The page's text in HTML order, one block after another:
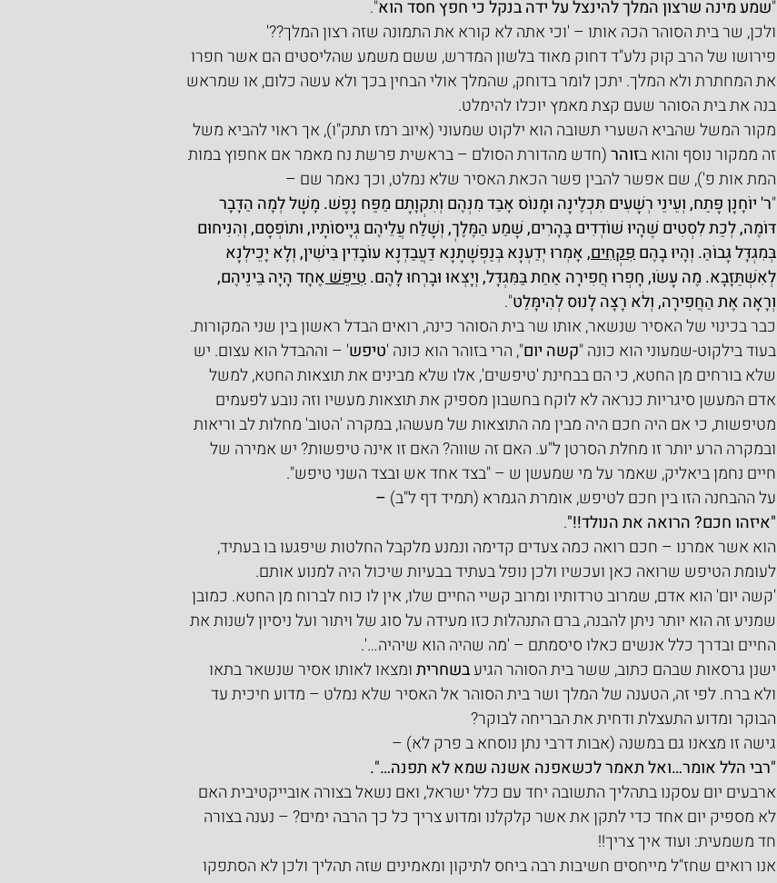
"שמע מינה שרצון המלך להינצל על ידה בנקל כי חפץ חסד הוא".
ולכן, שר בית הסוהר הכה אותו – 'וכי אתה לא קורא את התמונה שזה רצון המלך??'
פירושו של הרב קוק נלע"ד דחוק מאוד בלשון המדרש, ששם משמע שהליסטים הם אשר חפרו
את המחתרת ולא המלך. יתכן לומר בדוחק, שהמלך אולי הבחין בכך ולא עשה כלום, או שמראש
בנה את בית הסוהר שעם קצת מאמץ יוכלו להימלט.
מקור המשל שהביא השערי תשובה הוא ילקוט שמעוני (איוב רמז תתק"ו), אך ראוי להביא משל
זה ממקור נוסף והוא בזוהר (חדש מהדורת הסולם – בראשית פרשת נח מאמר אם אחפוץ במות
המת אות פ'), שם אפשר להבין פשר הכאת האסיר שלא נמלט, וכך נאמר שם –
"ר' יוֹחָנָן פָּתַח, וְעֵינֵי רְשָׁעִים תִּכְלֶינָה וּמָנוֹס אָבַד מִנְּהֶם וְתִקְוָתָם מַפַּח נָפֶשׁ. מָשָׁל לְמָה הַדָּבָר
דּוֹמֶה, לְכַת לִסְטִים שֶׁהָיוּ שׁוֹדְדִים בֶּהָרִים, שָׁמַע הַמֶּלֶךְ, וְשָׁלַח עֲלֵיהֶם גְּיָיסוֹתָיו, וּתוֹפְסָם, וְהִנִּיחוּם
בְּמִגְדָּל גָּבוֹהַּ. וְהָיוּ בָהֶם פִּקְחִים, אָמְרוּ יְדַעְנָא בְּנַפְשָׁתָנָא דַּעֲבַדְנָא עוֹבָדִין בִּישִׁין, וְלָא יָכֵילְנָא
לְאִשְׁתֵּזָבָא. מֶה עָשׂוּ, חָפְרוּ חֲפִירָה אַחַת בַּמִּגְדָּל, וְיָצְאוּ וּבָרְחוּ לָהֶם. טִיפֵּשׁ אֶחָד הָיָה בֵּינֵיהֶם,
וְרָאָה אֶת הַחֲפִירָה, וְלֹא רָצָה לָנוּס לְהִימָּלֵט".
כבר בכינוי של האסיר שנשאר, אותו שר בית הסוהר כינה, רואים הבדל ראשון בין שני המקורות.
בעוד בילקוט-שמעוני הוא כונה "קשה יום", הרי בזוהר הוא כונה 'טיפש' – וההבדל הוא עצום. יש
שלא בורחים מן החטא, כי הם בבחינת 'טיפשים', אלו שלא מבינים את תוצאות החטא, למשל
אדם המעשן סיגריות כנראה לא לוקח בחשבון מספיק את תוצאות מעשיו וזה נובע לפעמים
מטיפשות, כי אם היה חכם היה מבין מה התוצאות של מעשהו, במקרה 'הטוב' מחלות לב וריאות
ובמקרה הרע יותר זו מחלת הסרטן ל"ע. האם זה שווה? האם זו אינה טיפשות? יש אמירה של
חיים נחמן ביאליק, שאמר על מי שמעשן ש – "בצד אחד אש ובצד השני טיפש".
על ההבחנה הזו בין חכם לטיפש, אומרת הגמרא (תמיד דף ל"ב) –
"איזהו חכם? הרואה את הנולד!!".
הוא אשר אמרנו – חכם רואה כמה צעדים קדימה ונמנע מלקבל החלטות שיפגעו בו בעתיד,
לעומת הטיפש שרואה כאן ועכשיו ולכן נופל בעתיד בבעיות שיכול היה למנוע אותם.
'קשה יום' הוא אדם, שמרוב טרדותיו ומרוב קשיי החיים שלו, אין לו כוח לברוח מן החטא. כמובן
שמניע זה הוא יותר ניתן להבנה, ברם התנהלות כזו מעידה על סוג של ויתור ועל ניסיון לשנות את
החיים ובדרך כלל אנשים כאלו סיסמתם – 'מה שהיה הוא שיהיה…'.
ישנן גרסאות שבהם כתוב, ששר בית הסוהר הגיע בשחרית ומצאו לאותו אסיר שנשאר בתאו
ולא ברח. לפי זה, הטענה של המלך ושר בית הסוהר אל האסיר שלא נמלט – מדוע חיכית עד
הבוקר ומדוע התעצלת ודחית את הבריחה לבוקר?
גישה זו מצאנו גם במשנה (אבות דרבי נתן נוסחא ב פרק לא) –
"רבי הלל אומר…ואל תאמר לכשאפנה אשנה שמא לא תפנה…".
ארבעים יום עסקנו בתהליך התשובה יחד עם כלל ישראל, ואם נשאל בצורה אובייקטיבית האם
לא מספיק יום אחד כדי לתקן את אשר קלקלנו ומדוע צריך כל כך הרבה ימים? – נענה בצורה
חד משמעית: ועוד איך צריך!!
אנו רואים שחז"ל מייחסים חשיבות רבה ביחס לתיקון ומאמינים שזה תהליך ולכן לא הסתפקו